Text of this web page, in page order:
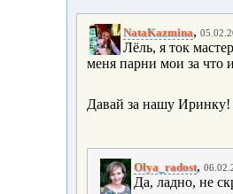
NataKazmina,
Лёль, я ток
меня парни мои за что
Давай за нашу Иринку!
Olya_radost,
Да, ладно, не